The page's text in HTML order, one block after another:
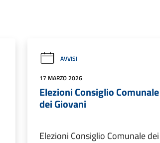
AVVISI
17 MARZO 2026
Elezioni Consiglio Comunale
dei Giovani
Elezioni Consiglio Comunale dei